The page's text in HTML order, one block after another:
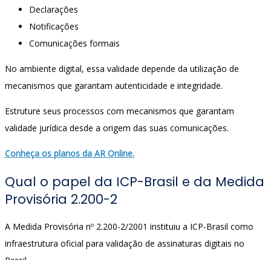
Declarações
Notificações
Comunicações formais
No ambiente digital, essa validade depende da utilização de
mecanismos que garantam autenticidade e integridade.
Estruture seus processos com mecanismos que garantam
validade jurídica desde a origem das suas comunicações.
Conheça os planos da AR Online.
Qual o papel da ICP-Brasil e da Medida
Provisória 2.200-2
A Medida Provisória nº 2.200-2/2001 instituiu a ICP-Brasil como
infraestrutura oficial para validação de assinaturas digitais no